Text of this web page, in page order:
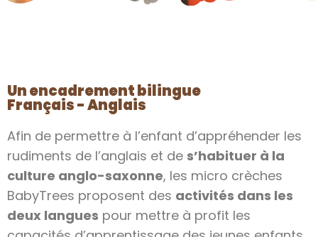
Un encadrement bilingue
Français - Anglais
Afin de permettre à l’enfant d’appréhender les
rudiments de l’anglais et de s’habituer à la
culture anglo-saxonne, les micro crèches
BabyTrees proposent des activités dans les
deux langues pour mettre à profit les